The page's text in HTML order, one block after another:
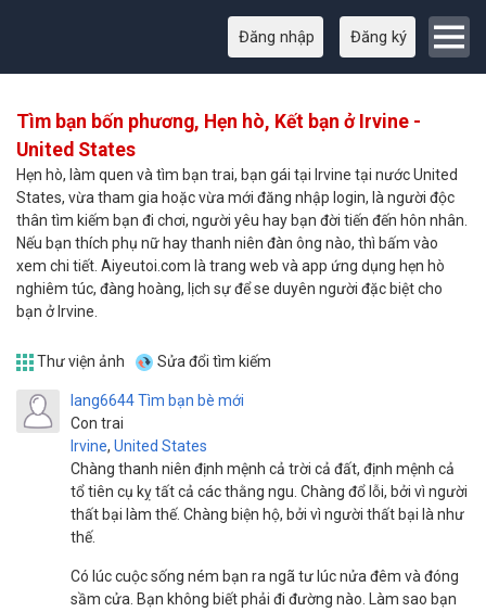
Đăng nhập Đăng ký
Tìm bạn bốn phương, Hẹn hò, Kết bạn ở Irvine -
United States
Hẹn hò, làm quen và tìm bạn trai, bạn gái tại Irvine tại nước United
States, vừa tham gia hoặc vừa mới đăng nhập login, là người độc
thân tìm kiếm bạn đi chơi, người yêu hay bạn đời tiến đến hôn nhân.
Nếu bạn thích phụ nữ hay thanh niên đàn ông nào, thì bấm vào
xem chi tiết. Aiyeutoi.com là trang web và app ứng dụng hẹn hò
nghiêm túc, đàng hoàng, lịch sự để se duyên người đặc biệt cho
bạn ở Irvine.
Thư viện ảnh Sửa đổi tìm kiếm
lang6644
Con trai
Irvine, United States
Tìm bạn bè mới
Chàng thanh niên định mệnh cả trời cả đất, định mệnh cả
tổ tiên cụ kỵ tất cả các thằng ngu. Chàng đổ lỗi, bởi vì người
thất bại làm thế. Chàng biện hộ, bởi vì người thất bại là như
thế.
Có lúc cuộc sống ném bạn ra ngã tư lúc nửa đêm và đóng
sầm cửa. Bạn không biết phải đi đường nào. Làm sao bạn